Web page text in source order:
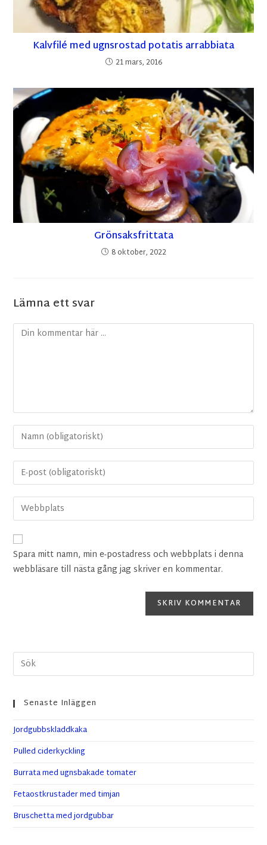
Kalvfilé med ugnsrostad potatis arrabbiata
21 mars, 2016
Grönsaksfrittata
8 oktober, 2022
Lämna ett svar
Spara mitt namn, min e-postadress och webbplats i denna
webbläsare till nästa gång jag skriver en kommentar.
Senaste Inläggen
Jordgubbskladdkaka
Pulled ciderkyckling
Burrata med ugnsbakade tomater
Fetaostkrustader med timjan
Bruschetta med jordgubbar